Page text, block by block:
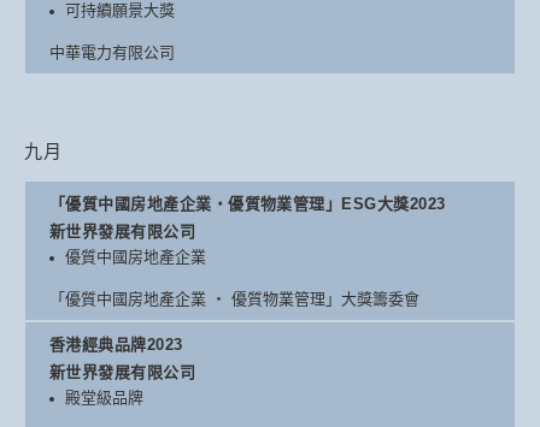
可持續願景大獎
中華電力有限公司
九月
「優質中國房地產企業‧優質物業管理」ESG大獎2023
新世界發展有限公司
優質中國房地產企業
「優質中國房地產企業 ‧ 優質物業管理」大獎籌委會
香港經典品牌2023
新世界發展有限公司
殿堂級品牌